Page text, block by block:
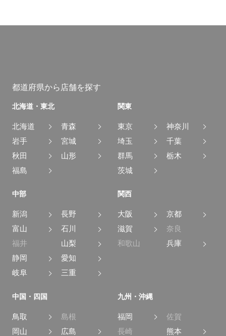
都道府県から店舗を探す
北海道・東北
北海道
青森
岩手
宮城
秋田
山形
福島
関東
東京
神奈川
埼玉
千葉
群馬
栃木
茨城
中部
新潟
長野
富山
石川
福井
山梨
静岡
愛知
岐阜
三重
関西
大阪
京都
滋賀
奈良
和歌山
兵庫
中国・四国
鳥取
島根
岡山
広島
九州・沖縄
福岡
佐賀
長崎
熊本